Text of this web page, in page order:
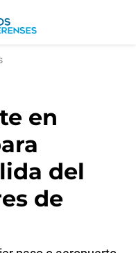
en
del
de